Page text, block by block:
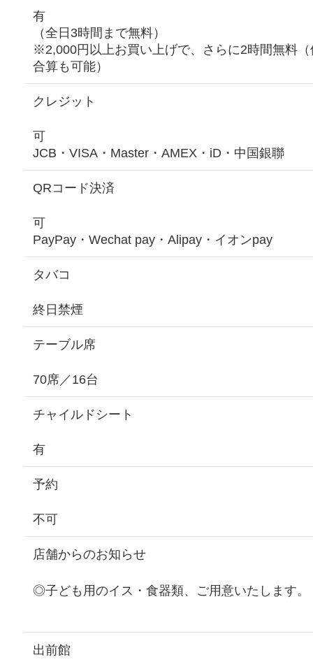
有
（全日3時間まで無料）
※2,000円以上お買い上げで、さらに2時間無料
合算も可能）
クレジット
可
JCB・VISA・Master・AMEX・iD・中国銀聯
QRコード決済
可
PayPay・Wechat pay・Alipay・イオンpay
タバコ
終日禁煙
テーブル席
70席／16台
チャイルドシート
有
予約
不可
店舗からのお知らせ
◎子ども用のイス・食器類、ご用意いたします。
出前館